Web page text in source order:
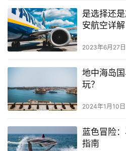
是选择还
安航空详解
2023年6月27日
地中海岛
玩？
2024年1月10日
蓝色冒险
指南